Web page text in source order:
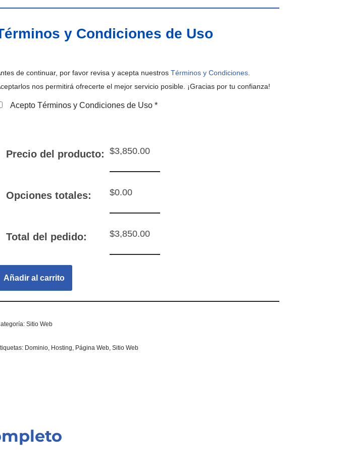
y Condiciones de Uso
de continuar, por favor revisa y acepta nuestros Términos y Condiciones.
nos permitirá ofrecerte el mejor servicio posible. ¡Gracias por tu confianza!
Acepto Términos y Condiciones de Uso *
Precio del producto: $3,850.00
Opciones totales: $0.00
Total del pedido: $3,850.00
Añadir al carrito
Sitio Web
Dominio, Hosting Página Web, Sitio Web